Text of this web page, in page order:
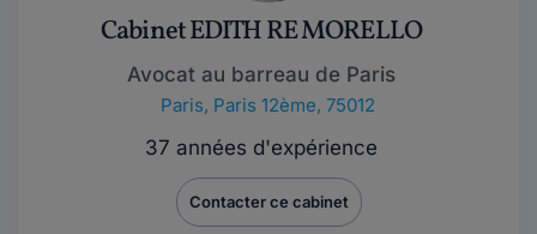
Cabinet EDITH RE MORELLO
Avocat au barreau de Paris
Paris, Paris 12ème, 75012
37 années d'expérience
Contacter ce cabinet